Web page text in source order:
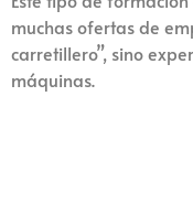
muchas ofertas de
carretillero”, sino
máquinas.